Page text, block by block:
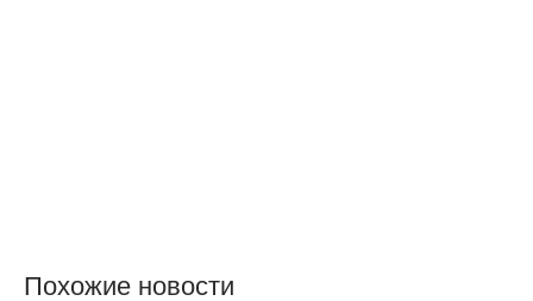
Похожие новости